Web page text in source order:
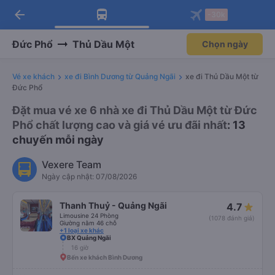
Tải app Vexere ngay!
Nhận ưu đãi thành viên độc
Mở app
Tải app Vexere
-30k/ghế khi đặt vé máy bay qua
Mở app
arrow_back
Đức Phổ Thủ Dầu Một Chọn ngày
Vé xe khách xe đi Bình Dương từ Quảng Ngãi
xe đi Thủ Dầu Một từ
Đức Phổ
Đặt mua vé xe 6 nhà xe đi Thủ Dầu Một từ Đức
Phổ chất lượng cao và giá vé ưu đãi nhất: 13
chuyến mỗi ngày
Vexere Team
Ngày cập nhật: 07/08/2026
Thanh Thuỷ - Quảng Ngãi
Limousine 24 Phòng
Giường nằm 46 chỗ
+1 loại xe khác
4.7
(1078 đánh giá)
BX Quảng Ngãi
16 giờ
Bến xe khách Bình Dương